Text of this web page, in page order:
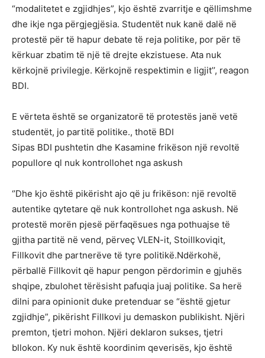
“modalitetet e zgjidhjes”, kjo është zvarritje e qëllimshme
dhe ikje nga përgjegjësia. Studentët nuk kanë dalë në
protestë për të hapur debate të reja politike, por për të
kërkuar zbatim të një të drejte ekzistuese. Ata nuk
kërkojnë privilegje. Kërkojnë respektimin e ligjit’’, reagon
BDI.
E vërteta është se organizatorë të protestës janë vetë
studentët, jo partitë politike., thotë BDI
Sipas BDI pushtetin dhe Kasamine frikëson një revoltë
popullore ql nuk kontrollohet nga askush
‘’Dhe kjo është pikërisht ajo që ju frikëson: një revoltë
autentike qytetare që nuk kontrollohet nga askush. Në
protestë morën pjesë përfaqësues nga pothuajse të
gjitha partitë në vend, përveç VLEN-it, Stoillkoviqit,
Fillkovit dhe partnerëve të tyre politikë.Ndërkohë,
përballë Fillkovit që hapur pengon përdorimin e gjuhës
shqipe, zbulohet tërësisht pafuqia juaj politike. Sa herë
dilni para opinionit duke pretenduar se “është gjetur
zgjidhje”, pikërisht Fillkovi ju demaskon publikisht. Njëri
premton, tjetri mohon. Njëri deklaron sukses, tjetri
bllokon. Ky nuk është koordinim qeverisës, kjo është